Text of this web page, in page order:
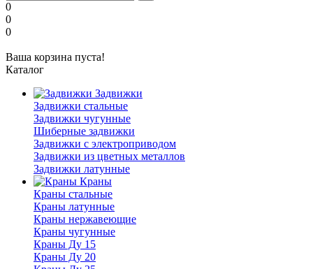
0
0
0
Ваша корзина пуста!
Каталог
Задвижки
Задвижки стальные
Задвижки чугунные
Шиберные задвижки
Задвижки с электроприводом
Задвижки из цветных металлов
Задвижки латунные
Краны
Краны стальные
Краны латунные
Краны нержавеющие
Краны чугунные
Краны Ду 15
Краны Ду 20